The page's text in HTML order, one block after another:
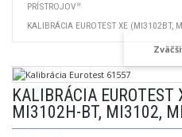
PRÍSTROJOV
KALIBRÁCIA EUROTEST XE (MI3102BT,
KALIBRÁCIA
MI3102H-BT, MI3102,